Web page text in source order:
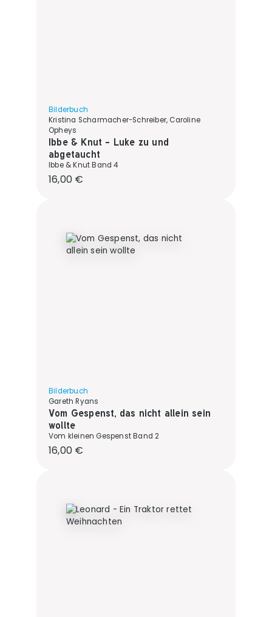
Bilderbuch
Kristina Scharmacher-Schreiber, Caroline
Opheys
Ibbe & Knut - Luke zu und
abgetaucht
Ibbe & Knut Band 4
Regulärer Preis:
16,00 €
Bilderbuch
Gareth Ryans
Vom Gespenst, das nicht allein sein
wollte
Vom kleinen Gespenst Band 2
Regulärer Preis:
16,00 €